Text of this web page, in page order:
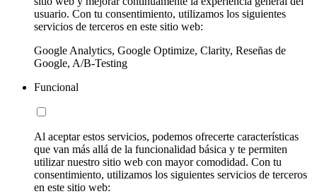
usuario. Con tu consentimiento, utilizamos los siguientes
servicios de terceros en este sitio web:
Google Analytics, Google Optimize, Clarity, Reseñas de
Google, A/B-Testing
Funcional
Al aceptar estos servicios, podemos ofrecerte características
que van más allá de la funcionalidad básica y te permiten
utilizar nuestro sitio web con mayor comodidad. Con tu
consentimiento, utilizamos los siguientes servicios de terceros
en este sitio web: